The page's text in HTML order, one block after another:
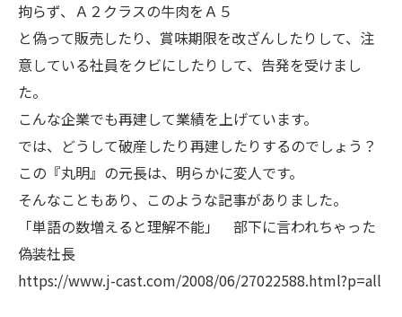
拘らず、Ａ２クラスの牛肉をＡ５
と偽って販売したり、賞味期限を改ざんしたりして、注
意している社員をクビにしたりして、告発を受けまし
た。
こんな企業でも再建して業績を上げています。
では、どうして破産したり再建したりするのでしょう？
この『丸明』の元長は、明らかに変人です。
そんなこともあり、このような記事がありました。
「単語の数増えると理解不能」 部下に言われちゃった
偽装社長
https://www.j-cast.com/2008/06/27022588.html?p=all